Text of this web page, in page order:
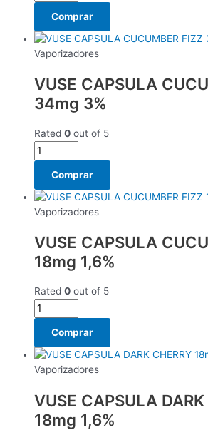
Comprar
Vaporizadores
VUSE CAPSULA
34mg 3%
Rated 0 out of 5
Comprar
Vaporizadores
VUSE CAPSULA
18mg 1,6%
Rated 0 out of 5
Comprar
Vaporizadores
VUSE CAPSULA DARK
18mg 1,6%